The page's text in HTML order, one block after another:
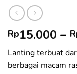
Rp15.000 –
Lanting terbuat
berbagai macam